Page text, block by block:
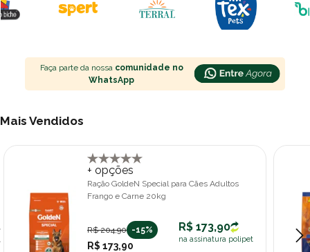
Faça parte da nossa comunidade no
WhatsApp
Mais Vendidos
+ opções
Ração GoldeN Special para Cães Adultos
Frango e Carne 20kg
R$ 204,90 -15%
R$ 173,90
R$ 173,90
na assinatura polipet